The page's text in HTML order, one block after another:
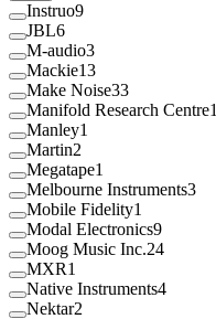
Instruo9
JBL6
M-audio3
Mackie13
Make Noise33
Manifold Research Centre1
Manley1
Martin2
Megatape1
Melbourne Instruments3
Mobile Fidelity1
Modal Electronics9
Moog Music Inc.24
MXR1
Native Instruments4
Nektar2